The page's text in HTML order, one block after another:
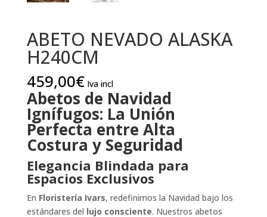
ABETO NEVADO ALASKA
H240CM
459,00€ Iva incl
Abetos de Navidad
Ignífugos: La Unión
Perfecta entre Alta
Costura y Seguridad
Elegancia Blindada para
Espacios Exclusivos
En Floristería Ivars, redefinimos la Navidad bajo los
estándares del lujo consciente. Nuestros abetos